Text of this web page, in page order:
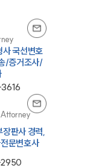
사 국선변호
/증거조사/
장판사 경력,
문변호사